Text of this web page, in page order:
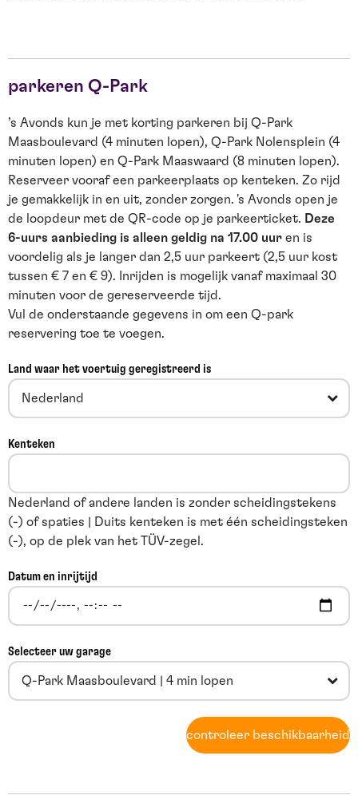
parkeren Q-Park
’s Avonds kun je met korting parkeren bij Q-Park
Maasboulevard (4 minuten lopen), Q-Park Nolensplein (4
minuten lopen) en Q-Park Maaswaard (8 minuten lopen).
Reserveer vooraf een parkeerplaats op kenteken. Zo rijd
je gemakkelijk in en uit, zonder zorgen. 's Avonds open je
de loopdeur met de QR-code op je parkeerticket. Deze
6-uurs aanbieding is alleen geldig na 17.00 uur en is
voordelig als je langer dan 2,5 uur parkeert (2,5 uur kost
tussen € 7 en € 9). Inrijden is mogelijk vanaf maximaal 30
minuten voor de gereserveerde tijd.
Vul de onderstaande gegevens in om een Q-park
reservering toe te voegen.
Land waar het voertuig geregistreerd is
Nederland
Kenteken
Nederland of andere landen is zonder scheidingstekens
(-) of spaties | Duits kenteken is met één scheidingsteken
(-), op de plek van het TÜV-zegel.
Datum en inrijtijd
Selecteer uw garage
Q-Park Maasboulevard | 4 min lopen
controleer beschikbaarheid